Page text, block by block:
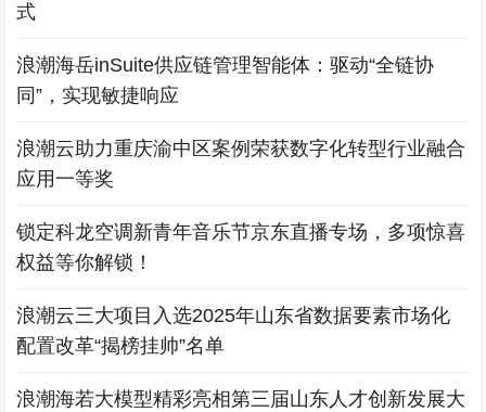
式
浪潮海岳inSuite供应链管理智能体：驱动“全链协
同”，实现敏捷响应
浪潮云助力重庆渝中区案例荣获数字化转型行业融合
应用一等奖
锁定科龙空调新青年音乐节京东直播专场，多项惊喜
权益等你解锁！
浪潮云三大项目入选2025年山东省数据要素市场化
配置改革“揭榜挂帅”名单
浪潮海若大模型精彩亮相第三届山东人才创新发展大